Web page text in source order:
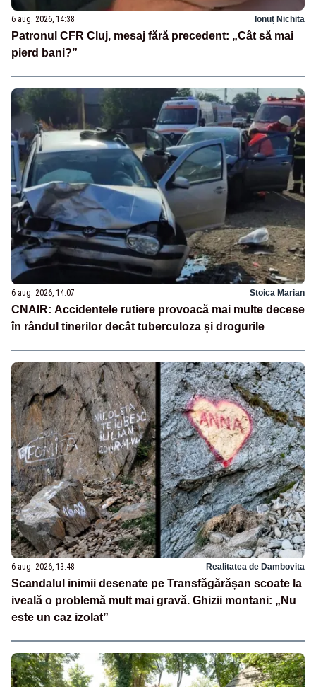
6 aug. 2026, 14:38 Ionuț Nichita
Patronul CFR Cluj, mesaj fără precedent: „Cât să mai
pierd bani?”
6 aug. 2026, 14:07 Stoica Marian
CNAIR: Accidentele rutiere provoacă mai multe decese
în rândul tinerilor decât tuberculoza și drogurile
6 aug. 2026, 13:48 Realitatea de Dambovita
Scandalul inimii desenate pe Transfăgărășan scoate la
iveală o problemă mult mai gravă. Ghizii montani: „Nu
este un caz izolat”